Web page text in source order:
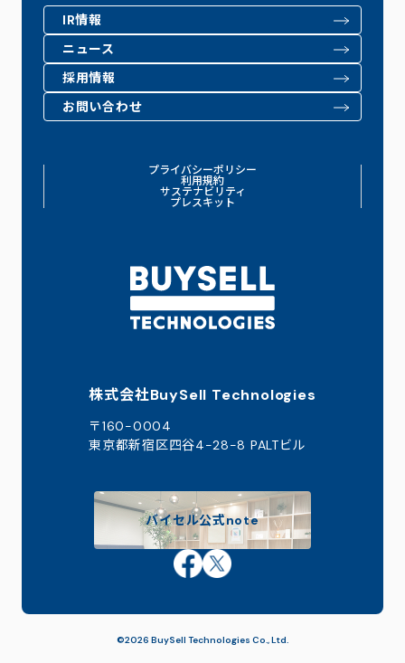
株式会社BuySell Technologies
〒160-0004
東京都新宿区四谷4-28-8 PALTビル
バイセル公式note
IR情報
ニュース
採用情報
お問い合わせ
プライバシーポリシー
利用規約
サステナビリティ
プレスキット
©2026 BuySell Technologies Co., Ltd.